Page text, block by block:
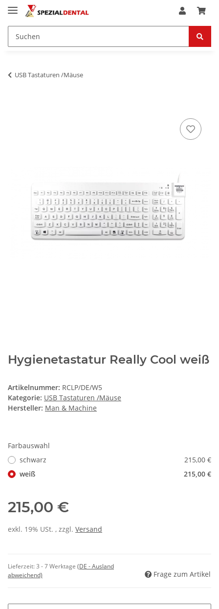
USB Tastaturen /Mäuse
Hygienetastatur Really Cool weiß
Artikelnummer: RCLP/DE/W5
Kategorie: USB Tastaturen /Mäuse
Hersteller: Man & Machine
Farbauswahl
schwarz
215,00 €
weiß
215,00 €
215,00 €
exkl. 19% USt. , zzgl. Versand
Lieferzeit:3 - 7 Werktage (DE - Ausland
abweichend)
Frage zum Artikel